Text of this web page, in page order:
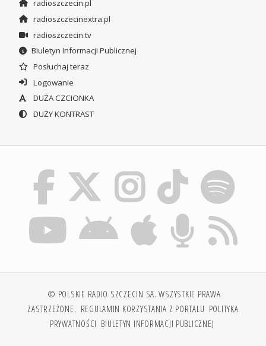
radioszczecin.pl
radioszczecinextra.pl
radioszczecin.tv
Biuletyn Informacji Publicznej
Posłuchaj teraz
Logowanie
DUŻA CZCIONKA
DUŻY KONTRAST
© POLSKIE RADIO SZCZECIN SA. WSZYSTKIE PRAWA
ZASTRZEŻONE. REGULAMIN KORZYSTANIA Z PORTALU POLITYKA
PRYWATNOŚCI BIULETYN INFORMACJI PUBLICZNEJ